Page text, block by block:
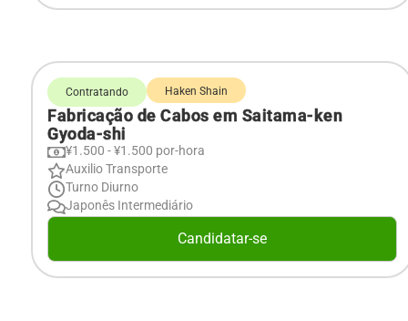
Contratando Haken Shain
Fabricação de Cabos em Saitama-ken
Gyoda-shi
¥1.500 - ¥1.500 por-hora
Auxilio Transporte
Turno Diurno
Japonês Intermediário
Candidatar-se